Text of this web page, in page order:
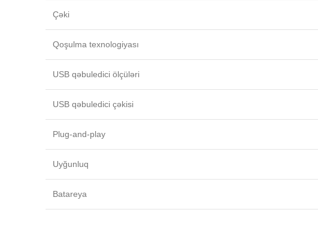
Çəki
Qoşulma texnologiyası
USB qəbuledici ölçüləri
USB qəbuledici çəkisi
Plug-and-play
Uyğunluq
Batareya